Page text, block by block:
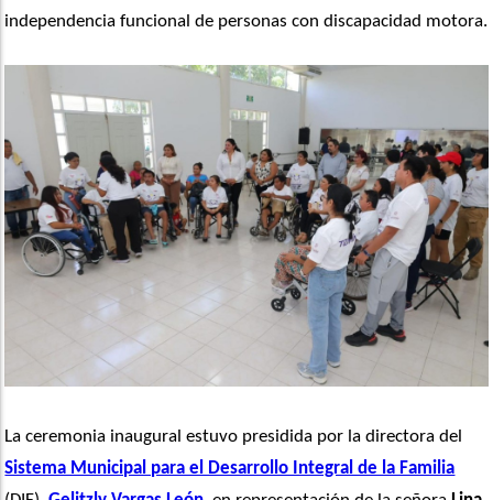
independencia funcional de personas con discapacidad motora.
Sistema Municipal para el Desarrollo Integral de la Familia